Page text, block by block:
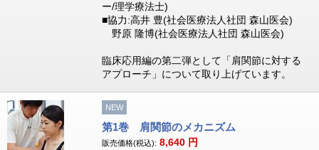
ー/理学療法士)
■協力:高井 豊(社会医療法人社団 森山医会)
野原 隆博(社会医療法人社団 森山医会)
臨床応用編の第二弾として「肩関節に対する
アプローチ」について取り上げています。
NEW
第1巻 肩関節のメカニズム
販売価格(税込): 8,640 円